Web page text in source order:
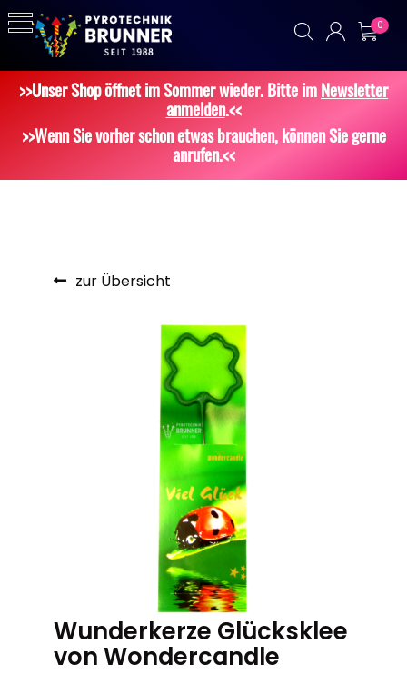
0
>>Unser Shop öffnet im Sommer wieder. Bitte imNewsletter
anmelden.<<
>>Wenn Sie vorher schon etwas brauchen, können Sie gerne
anrufen.<<
zur Übersicht
Wunderkerze Glücksklee
von Wondercandle